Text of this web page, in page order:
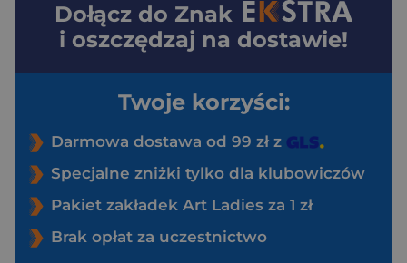
Dołącz do Znak
i oszczędzaj na dostawie!
Twoje korzyści:
Darmowa dostawa od 99 zł z
Specjalne zniżki tylko dla klubowiczów
Pakiet zakładek Art Ladies za 1 zł
Brak opłat za uczestnictwo